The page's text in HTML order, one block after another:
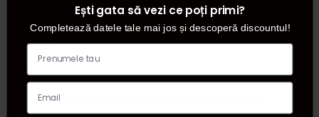
Geluri de constructie
Brand
Cumparate frecvent impreuna:
Ești gata să vezi ce poți primi?
Completează datele tale mai jos și descoperă discountul!